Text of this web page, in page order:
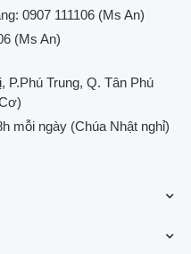
0907 111106 (Ms An)
(Ms An)
P.Phú Trung, Q. Tân Phú
mỗi ngày (Chúa Nhật nghỉ)